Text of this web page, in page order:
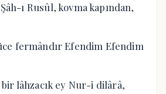
ı Rusûl, kovma kapından,
fermândır Efendim Efendim
lâhzacık ey Nur-i dilârâ,